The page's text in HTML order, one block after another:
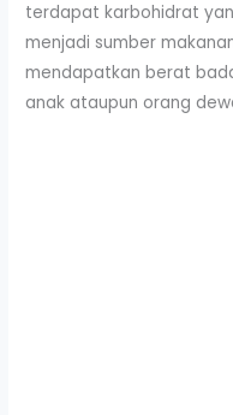
terdapat karbohidrat
menjadi sumber
mendapatkan berat
anak ataupun orang